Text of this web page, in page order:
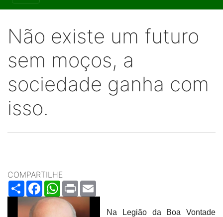
Não existe um futuro
sem moços, a
sociedade ganha com
isso.
COMPARTILHE
ShareFacebookWhatsApp
Print
Na Legião da Boa Vontade